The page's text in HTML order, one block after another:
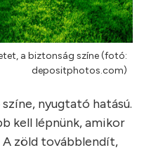
a biztonság színe (fotó:
depositphotos.com)
nyugtató hatású.
kell lépnünk, amikor
A zöld továbblendít,